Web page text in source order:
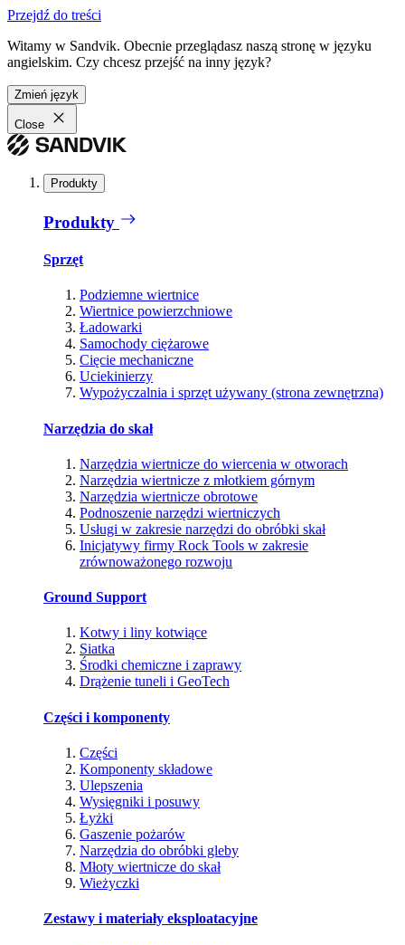
Przejdź do treści
Witamy w Sandvik. Obecnie przeglądasz naszą stronę w języku
angielskim. Czy chcesz przejść na inny język?
Zmień język
Close
Produkty
Produkty
Sprzęt
Podziemne wiertnice
Wiertnice powierzchniowe
Ładowarki
Samochody ciężarowe
Cięcie mechaniczne
Uciekinierzy
Wypożyczalnia i sprzęt używany (strona zewnętrzna)
Narzędzia do skał
Narzędzia wiertnicze do wiercenia w otworach
Narzędzia wiertnicze z młotkiem górnym
Narzędzia wiertnicze obrotowe
Podnoszenie narzędzi wiertniczych
Usługi w zakresie narzędzi do obróbki skał
Inicjatywy firmy Rock Tools w zakresie
zrównoważonego rozwoju
Ground Support
Kotwy i liny kotwiące
Siatka
Środki chemiczne i zaprawy
Drążenie tuneli i GeoTech
Części i komponenty
Części
Komponenty składowe
Ulepszenia
Wysięgniki i posuwy
Łyżki
Gaszenie pożarów
Narzędzia do obróbki gleby
Młoty wiertnicze do skał
Wieżyczki
Zestawy i materiały eksploatacyjne